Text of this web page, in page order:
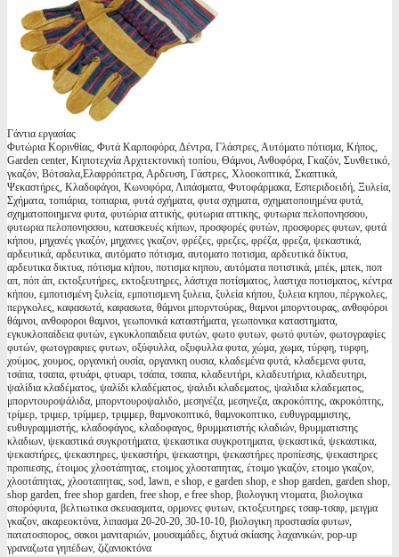
Γάντια εργασίας
Φυτώρια Κορινθίας, Φυτά Καρποφόρα, Δέντρα, Γλάστρες, Αυτόματο πότισμα, Κήπος,
Garden center, Κηποτεχνία Αρχιτεκτονική τοπίου, Θάμνοι, Ανθοφόρα, Γκαζόν, Συνθετικό,
γκαζόν, Βότσαλα,Ελαφρόπετρα, Αρδευση, Γάστρες, Χλοοκοπτικά, Σκαπτικά,
Ψεκαστήρες, Κλαδοφάγοι, Κωνοφόρα, Λιπάσματα, Φυτοφάρμακα, Εσπεριδοειδή, Ξυλεία,
Σχήματα, τοπιάρια, τοπιαρια, φυτά σχήματα, φυτα σχηματα, σχηματοποιημένα φυτά,
σχηματοποιημενα φυτα, φυτώρια αττικής, φυτωρια αττικης, φυτωρια πελοπονησσου,
φυτωρια πελοπονησσου, κατασκευές κήπων, προσφορές φυτών, προσφορες φυτων, φυτά
κήπου, μηχανές γκαζόν, μηχανες γκαζον, φρέζες, φρεζες, φρέζα, φρεζα, ψεκαστικά,
αρδευτικά, αρδευτικα, αυτόματο πότισμα, αυτοματο ποτισμα, αρδευτικά δίκτυα,
αρδευτικα δικτυα, πότισμα κήπου, ποτισμα κηπου, αυτόματα ποτιστικά, μπέκ, μπεκ, ποπ
απ, πόπ άπ, εκτοξευτήρες, εκτοξευτηρες, λάστιχα ποτίσματος, λαστιχα ποτισματος, κέντρα
κήπου, εμποτισμένη ξυλεία, εμποτισμενη ξυλεια, ξυλεία κήπου, ξυλεια κηπου, πέργκολες,
περγκολες, καφασωτά, καφασωτα, θάμνοι μπορντούρας, θαμνοι μπορντουρας, ανθοφόροι
θάμνοι, ανθοφοροι θαμνοι, γεωπονικά καταστήματα, γεωπονικα καταστηματα,
εγκυκλοπαίδεια φυτών, εγκυκλοπαιδεια φυτών, φωτο φυτων, φωτό φυτών, φωτογραφίες
φυτών, φωτογραφιες φυτων, οξύφυλλα, οξυφυλλα φυτα, χώμα, χωμα, τύρφη, τυρφη,
χούμος, χουμος, οργανική ουσία, οργανικη ουσια, κλαδεμένα φυτά, κλαδεμενα φυτα,
τσάπα, τσαπα, φτυάρι, φτυαρι, τσάπα, τσαπα, κλαδευτήρι, κλαδευτήρια, κλαδευτηρι,
ψαλίδια κλαδέματος, ψαλίδι κλαδέματος, ψαλιδι κλαδεματος, ψαλιδια κλαδεματος,
μπορντουροψάλιδα, μπορντουροψαλιδο, μεσηνέζα, μεσηνεζα, ακροκόπτης, ακροκόπτης,
τρίμερ, τριμερ, τρίμμερ, τριμμερ, θαμνοκοπτικό, θαμνοκοπτικο, ευθυγραμμιστης,
ευθυγραμμιστής, κλαδοφάγος, κλαδοφαγος, θρυμματιστής κλαδιών, θρυμματιστης
κλαδιων, ψεκαστικά συγκροτήματα, ψεκαστικα συγκροτηματα, ψεκαστικά, ψεκαστικα,
ψεκαστήρες, ψεκαστηρες, ψεκαστήρι, ψεκαστηρι, ψεκαστήρες προπίεσης, ψεκαστηρες
προπιεσης, έτοιμος χλοοτάπητας, ετοιμος χλοοταπητας, έτοιμο γκαζόν, ετοιμο γκαζον,
χλοοτάπητας, χλοοταπητας, sod, lawn, e shop, e garden shop, e shop garden, garden shop,
shop garden, free shop garden, free shop, e free shop, βιολογικη ντοματα, βιολογικα
σπορόφυτα, βελτιωτικα σκευασματα, ορμονες φυτων, εκτοξευτηρες τσαφ-τσαφ, μειγμα
γκαζον, ακαρεοκτόνα, λιπασμα 20-20-20, 30-10-10, βιολογικη προστασία φυτων,
πατατοσπορος, σακοι μανιταριών, μουσαμάδες, διχτυά σκίασης λαχανικών, pop-up
γραναζωτα γηπέδων, ζιζανιοκτόνα